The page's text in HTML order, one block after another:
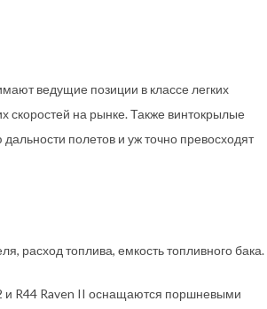
ведущие позиции в классе легких
скоростей на рынке. Также винтокрылые
полетов и уж точно превосходят
расход топлива, емкость топливного бака.
и R44 Raven II оснащаются поршневыми